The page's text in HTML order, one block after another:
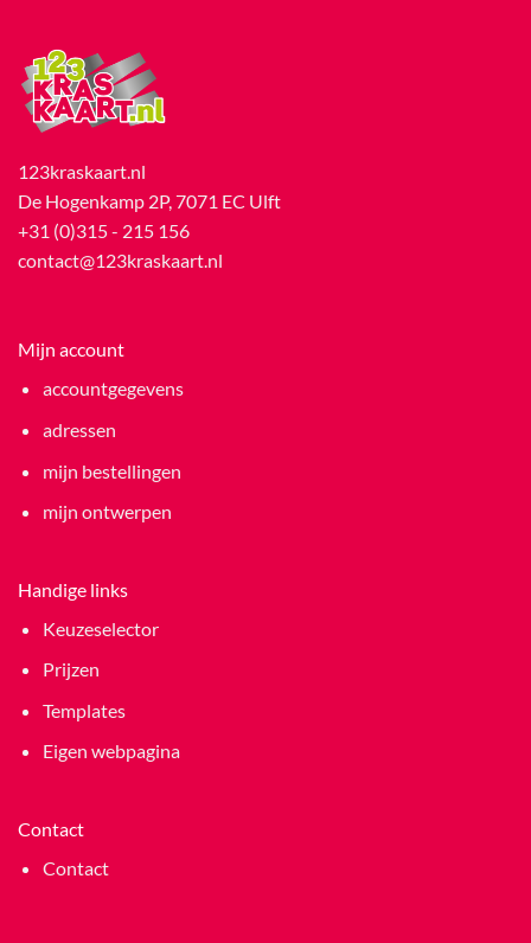
123kraskaart.nl
De Hogenkamp 2P, 7071 EC Ulft
+31 (0)315 - 215 156
contact@123kraskaart.nl
Mijn account
accountgegevens
adressen
mijn bestellingen
mijn ontwerpen
Handige links
Keuzeselector
Prijzen
Templates
Eigen webpagina
Contact
Contact